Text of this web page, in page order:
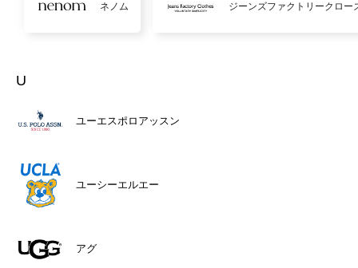
ネノム ジーンズファクトリークロー
U
ユーエスポロアッスン
ユーシーエルエー
アグ